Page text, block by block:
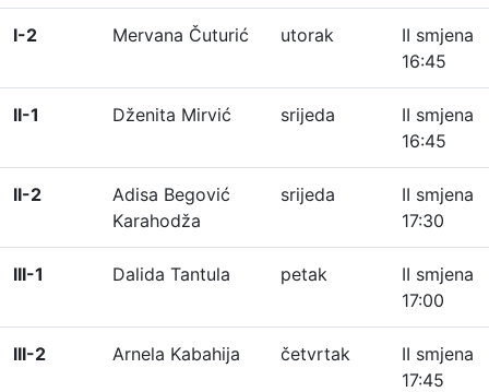
I-2 Mervana Čuturić utorak
II smjena
16:45
II-1 Dženita Mirvić srijeda
II smjena
16:45
II-2
Adisa Begović
Karahodža
srijeda
II smjena
17:30
III-1 Dalida Tantula petak
II smjena
17:00
III-2 Arnela Kabahija četvrtak
II smjena
17:45